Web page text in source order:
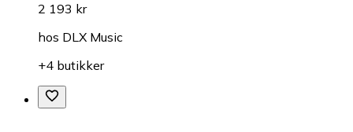
2 193 kr
hos DLX Music
+4 butikker